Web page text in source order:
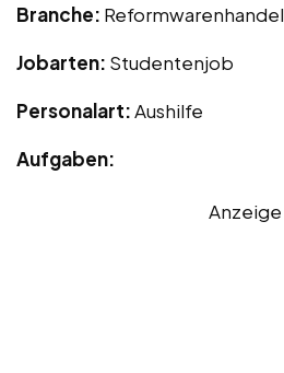
Branche: Reformwarenhandel
Jobarten: Studentenjob
Personalart:Aushilfe
Aufgaben:
Anzeige